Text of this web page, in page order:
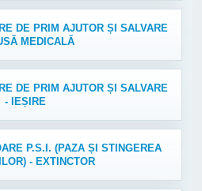
DE PRIM AJUTOR ȘI SALVARE
MEDICALĂ
DE PRIM AJUTOR ȘI SALVARE
- IEȘIRE
P.S.I. (PAZA ȘI STINGEREA
- EXTINCTOR